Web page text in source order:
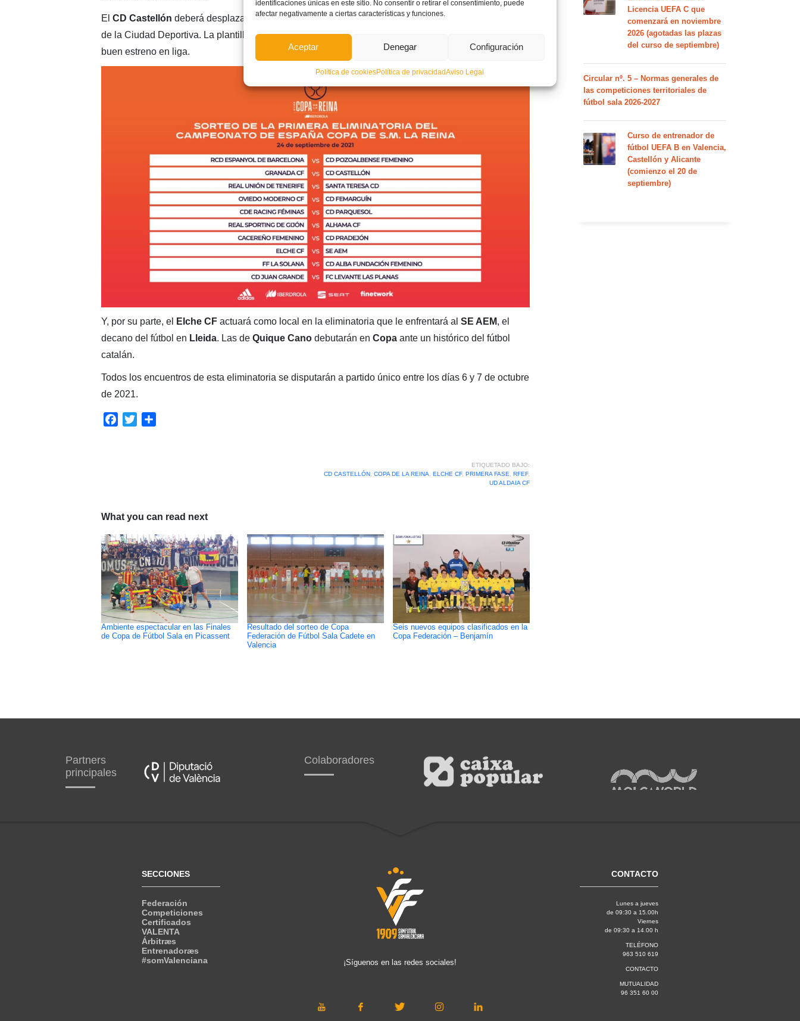
identificaciones únicas en este sitio. No consentir o retirar el consentimiento, puede
afectar negativamente a ciertas características y funciones.
Aceptar Denegar Configuración
Política de cookiesPolítica de privacidadAviso Legal
El CD Castellón deberá desplazarse a tierras andaluzas para medirse al Granada CF
de la Ciudad Deportiva. La plantilla que dirigeMiguel Armenteros
buen estreno en liga.
Y, por su parte, el Elche CFactuará como local en la eliminatoria que le enfrentará al SE AEM, el
decano del fútbol en Lleida. Las de Quique Cano debutarán en Copa ante un histórico del fútbol
catalán.
Todos los encuentros de esta eliminatoria se disputarán a partido único entre los días 6 y 7 de octubre
de 2021.
Facebook
Twitter
ETIQUETADO BAJO:
CD CASTELLÓN, COPA DE LA REINA ELCHE CF, PRIMERA FASE RFEF,
UD ALDAIA CF
What you can read next
Ambiente espectacular en las Finales
de Copa de Fútbol Sala en Picassent
Resultado del sorteo de Copa
Federación de Fútbol Sala Cadete en
Valencia
Seis nuevos equipos clasificados en la
Copa Federación – Benjamín
Licencia UEFA C que
comenzará en noviembre
2026 (agotadas las plazas
del curso de septiembre)
Circular nº. 5 – Normas generales de
las competiciones territoriales de
fútbol sala 2026-2027
Curso de entrenador de
fútbol UEFA B en Valencia,
Castellón y Alicante
(comienzo el 20 de
septiembre)
Partners
principales
Colaboradores
SECCIONES
Federación
Competiciones
Certificados
VALENTA
Árbitræs
Entrenadoræs
#somValenciana
¡Síguenos en las redes sociales!
CONTACTO
Lunes a jueves
de 09:30 a 15.00h
Viernes
de 09:30 a 14.00 h
TELÉFONO
963 510 619
CONTACTO
MUTUALIDAD
96 351 60 00